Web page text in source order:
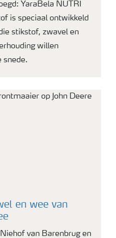
YaraBela NUTRI
is speciaal ontwikkeld
stikstof, zwavel en
willen
snede.
en wee van
van Barenbrug en